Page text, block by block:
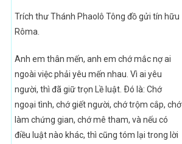
Trích thư Thánh Phaolô Tông đồ gửi tín hữu
Rôma.
Anh em thân mến, anh em chớ mắc nợ ai
ngoài việc phải yêu mến nhau. Vì ai yêu
người, thì đã giữ trọn Lề luật. Ðó là: Chớ
ngoại tình, chớ giết người, chớ trộm cắp, chớ
làm chứng gian, chớ mê tham, và nếu có
điều luật nào khác, thì cũng tóm lại trong lời